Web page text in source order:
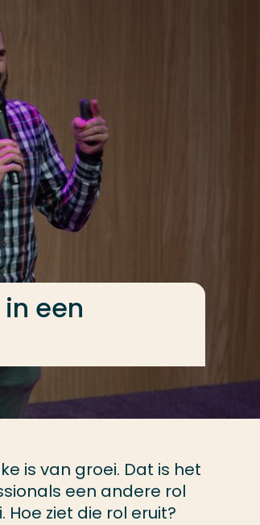
een
is van groei. Dat is het
een andere rol
ziet die rol eruit?